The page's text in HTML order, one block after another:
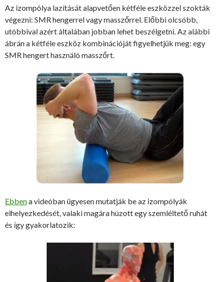
Az izompólya lazítását alapvetően kétféle eszközzel szokták
végezni: SMR hengerrel vagy masszőrrel. Előbbi olcsóbb,
utóbbival azért általában jobban lehet beszélgetni. Az alábbi
ábrán a kétféle eszköz kombinációját figyelhetjük meg: egy
SMR hengert használó masszőrt.
Ebbena videóban ügyesen mutatják be az izompólyák
elhelyezkedését, valaki magára húzott egy szemléltető ruhát
és így gyakorlatozik: